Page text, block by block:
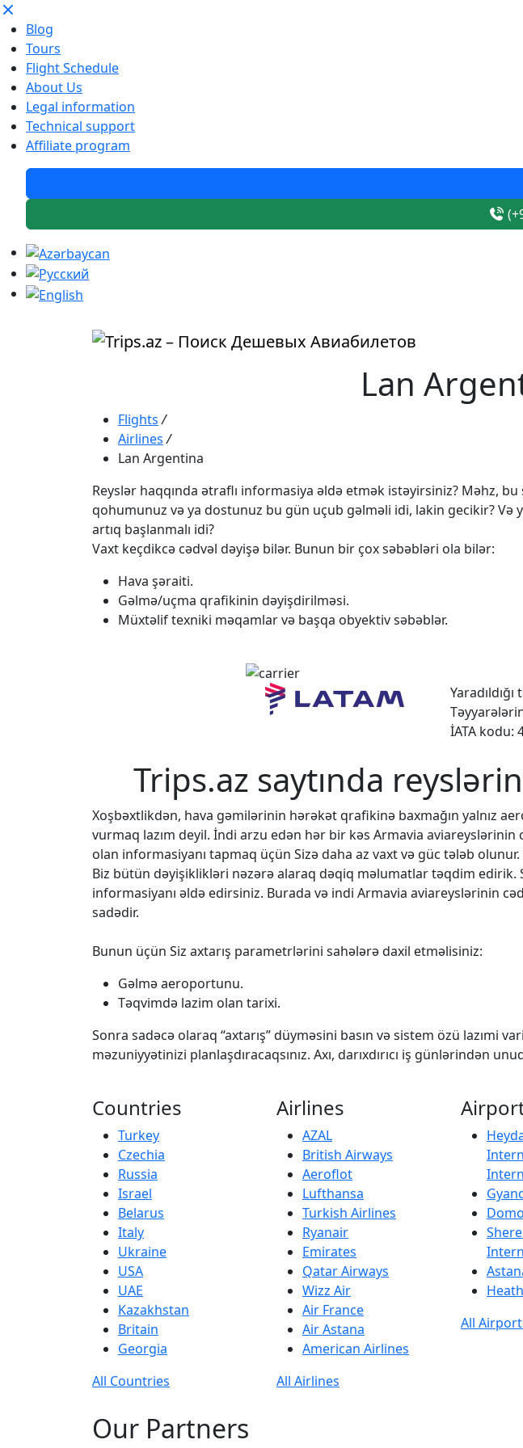
Blog
Tours
Flight Schedule
About Us
Legal information
Technical support
Affiliate program
Lan
Flights /
Airlines /
Lan Argentina
Reyslər haqqında ətraflı informasiya əldə etmək istəyirsiniz? Məhz,
qohumunuz və ya dostunuz bu gün uçub gəlməli idi, lakin gecikir? Və
artıq başlanmalı idi?
Vaxt keçdikcə cədvəl dəyişə bilər. Bunun bir çox səbəbləri ola bilər:
Hava şəraiti.
Gəlmə/uçma qrafikinin dəyişdirilməsi.
Müxtəlif texniki məqamlar və başqa obyektiv səbəblər.
İATA kodu:
Trips.az saytında
Xoşbəxtlikdən, hava gəmilərinin hərəkət qrafikinə baxmağın yalnız
vurmaq lazım deyil. İndi arzu edən hər bir kəs Armavia
olan informasiyanı tapmaq üçün Sizə daha az vaxt və güc tələb olunur.
Biz bütün dəyişiklikləri nəzərə alaraq dəqiq məlumatlar təqdim edirik.
informasiyanı əldə edirsiniz. Burada və indi Armavia aviareyslərinin
sadədir.
Bunun üçün Siz axtarış parametrlərini sahələrə daxil etməlisiniz:
Gəlmə aeroportunu.
Təqvimdə lazim olan tarixi.
Sonra sadəcə olaraq “axtarış” düyməsini basın və sistem özü lazımi
məzuniyyətinizi planlaşdıracaqsınız. Axı, darıxdırıcı iş günlərindən
Countries
Turkey
Czechia
Russia
Israel
Belarus
Italy
Ukraine
USA
UAE
Kazakhstan
Britain
Georgia
All Countries
Airlines
AZAL
British Airways
Aeroflot
Lufthansa
Turkish Airlines
Ryanair
Emirates
Qatar Airways
Wizz Air
Air France
Air Astana
American Airlines
All Airlines
All
Our Partners